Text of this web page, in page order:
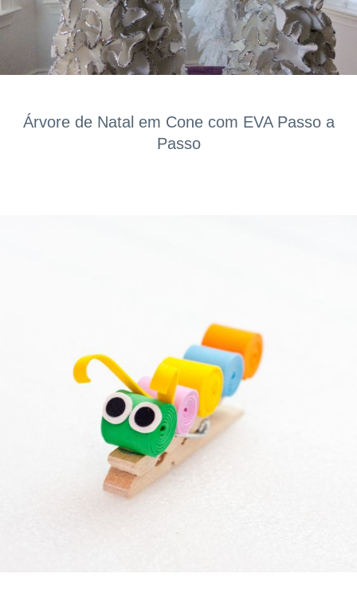
Árvore de Natal em Cone com EVA Passo a
Passo